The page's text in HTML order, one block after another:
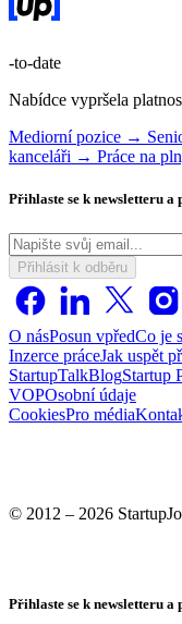
-to-date
Nabídce vypršela
Mediorní pozice →
kanceláři → Práce na
Přihlaste se k newsletteru a
Přihlásit k odběru
O násPosun vpředCo je
Inzerce práceJak uspět
StartupTalkBlogStartup
VOPOsobní údaje
CookiesPro média
© 2012 – 2026
Přihlaste se k newsletteru a